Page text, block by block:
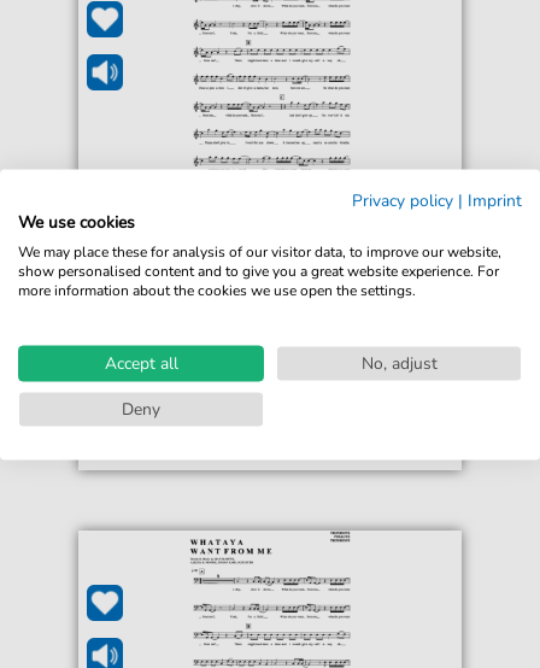
Für: Oboe / Fagott
Sofortiger Download
Jederzeit abrufbar
Privacy policy | Imprint
We use cookies
We may place these for analysis of our visitor data, to improve our website,
show personalised content and to give you a great website experience. For
more information about the cookies we use open the settings.
Accept all
No, adjust
Deny